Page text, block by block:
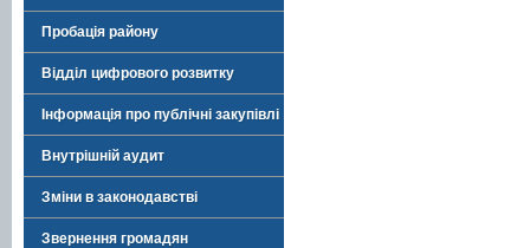
Пробація району
Відділ цифрового розвитку
Інформація про публічні закупівлі
Внутрішній аудит
Зміни в законодавстві
Звернення громадян